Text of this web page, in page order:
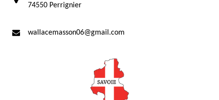
74550 Perrignier
wallacemasson06@gmail.com